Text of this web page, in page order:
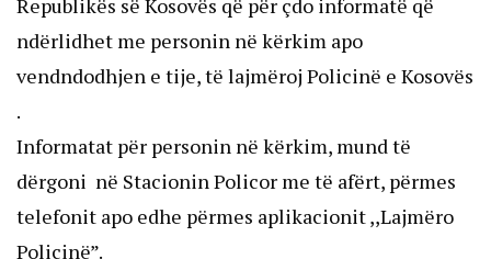
Republikës së Kosovës që për çdo informatë që
ndërlidhet me personin në kërkim apo
vendndodhjen e tije, të lajmëroj Policinë e Kosovës
.
Informatat për personin në kërkim, mund të
dërgoni në Stacionin Policor me të afërt, përmes
telefonit apo edhe përmes aplikacionit ,,Lajmëro
Policinë”.